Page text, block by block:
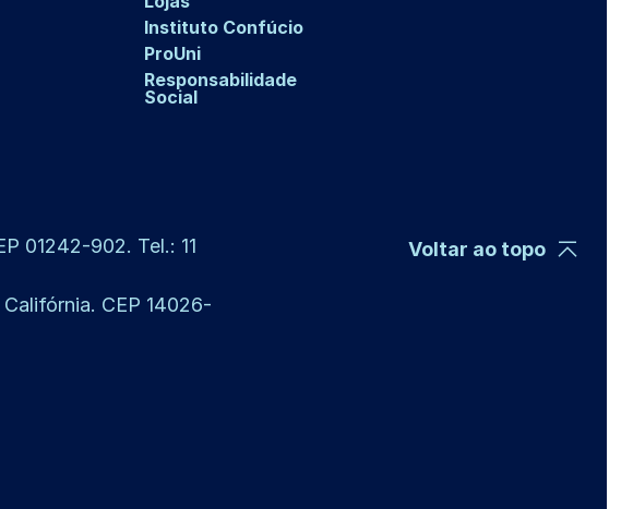
Instituto Confúcio
ProUni
Responsabilidade
Social
01242-902. Tel.: 11
CEP 14026-
Voltar ao topo